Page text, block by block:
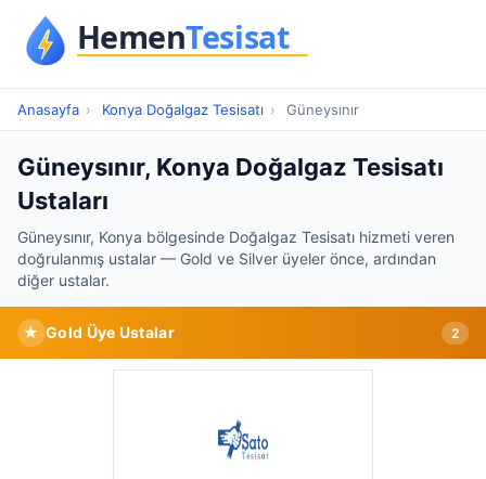
Anasayfa › Konya Doğalgaz Tesisatı › Güneysınır
Güneysınır, Konya Doğalgaz Tesisatı
Ustaları
Güneysınır, Konya bölgesinde Doğalgaz Tesisatı hizmeti veren
doğrulanmış ustalar — Gold ve Silver üyeler önce, ardından
diğer ustalar.
★ Gold Üye Ustalar 2